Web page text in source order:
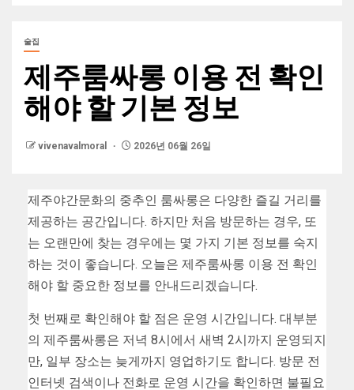
술집
제주룸싸롱 이용 전 확인
해야 할 기본 정보
vivenavalmoral 2026년 06월 26일
제주야간문화의 중추인 룸싸롱은 다양한 즐길 거리를
제공하는 공간입니다. 하지만 처음 방문하는 경우, 또
는 오랜만에 찾는 경우에는 몇 가지 기본 정보를 숙지
하는 것이 좋습니다. 오늘은 제주룸싸롱 이용 전 확인
해야 할 중요한 정보를 안내드리겠습니다.
첫 번째로 확인해야 할 점은 운영 시간입니다. 대부분
의 제주룸싸롱은 저녁 8시에서 새벽 2시까지 운영되지
만, 일부 장소는 늦게까지 영업하기도 합니다. 방문 전
인터넷 검색이나 전화로 운영 시간을 확인하면 불필요